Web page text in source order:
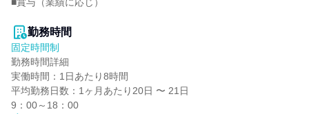
勤務時間
固定時間制
勤務時間詳細
実働時間：1日あたり8時間
平均勤務日数：1ヶ月あたり20日 〜 21日
9：00～18：00